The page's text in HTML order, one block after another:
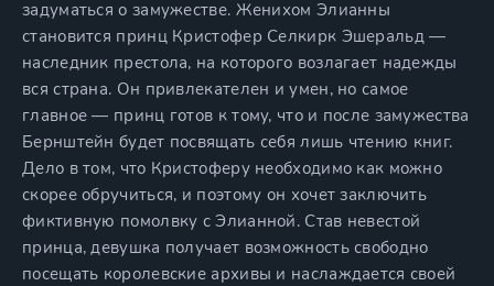
задуматься о замужестве. Женихом Элианны
становится принц Кристофер Селкирк Эшеральд —
наследник престола, на которого возлагает надежды
вся страна. Он привлекателен и умен, но самое
главное — принц готов к тому, что и после замужества
Бернштейн будет посвящать себя лишь чтению книг.
Дело в том, что Кристоферу необходимо как можно
скорее обручиться, и поэтому он хочет заключить
фиктивную помолвку с Элианной. Став невестой
принца, девушка получает возможность свободно
посещать королевские архивы и наслаждается своей